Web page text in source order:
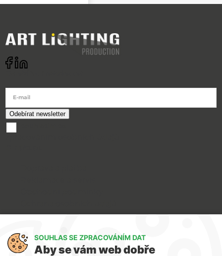
E-mail
O nás
SOUHLAS SE ZPRACOVÁNÍM DAT
Aby se vám web dobře